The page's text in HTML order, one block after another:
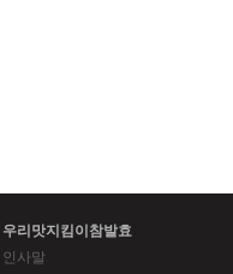
우리맛지킴이참발효
인사말